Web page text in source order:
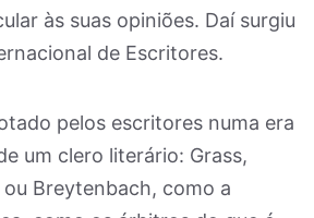
às suas opiniões. Daí surgiu
de Escritores.
pelos escritores numa era
um clero literário: Grass,
ou Breytenbach, como a